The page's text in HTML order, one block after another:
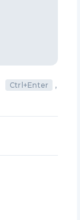
Ctrl+Enter
,